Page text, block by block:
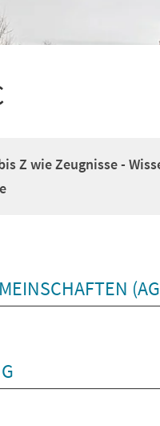
Z wie Zeugnisse -